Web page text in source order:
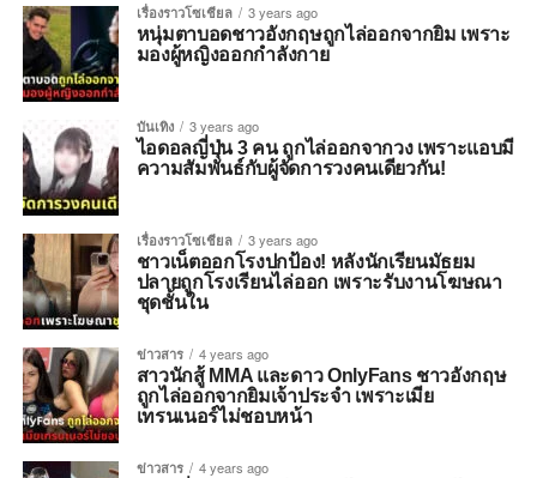
เรื่องราวโซเชียล 3 years ago
หนุ่มตาบอดชาวอังกฤษถูกไล่ออกจากยิม เพราะ
มองผู้หญิงออกกำลังกาย
บันเทิง 3 years ago
ไอดอลญี่ปุ่น 3 คน ถูกไล่ออกจากวง เพราะแอบมี
ความสัมพันธ์กับผู้จัดการวงคนเดียวกัน!
เรื่องราวโซเชียล 3 years ago
ชาวเน็ตออกโรงปกป้อง! หลังนักเรียนมัธยม
ปลายถูกโรงเรียนไล่ออก เพราะรับงานโฆษณา
ชุดชั้นใน
ข่าวสาร 4 years ago
สาวนักสู้ MMA และดาว OnlyFans ชาวอังกฤษ
ถูกไล่ออกจากยิมเจ้าประจำ เพราะเมีย
เทรนเนอร์ไม่ชอบหน้า
ข่าวสาร 4 years ago